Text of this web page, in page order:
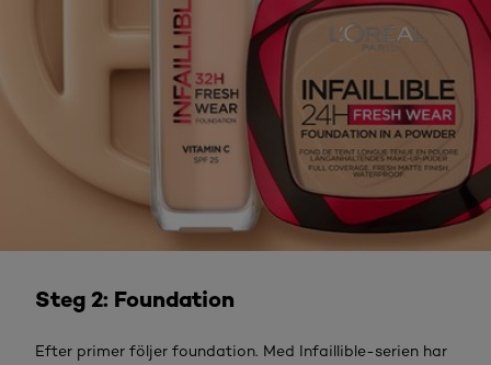
Steg 2: Foundation
Efter primer följer foundation. Med Infaillible-serien har